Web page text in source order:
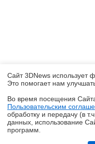
Обзор игрового Tandem
Сайт 3DNews использует
Это помогает нам
Во время посещения
Пользовательским
обработку и передачу (в
данных, использование
программ.